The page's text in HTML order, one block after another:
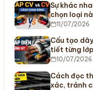
Sự khác
chọn loại
11/07/2026
Cấu tạo
tiết từng lớp
10/07/2026
Cách đọc
xác, tránh